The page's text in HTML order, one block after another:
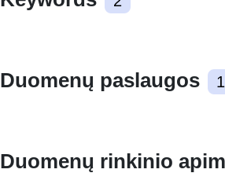
Duomenų paslaugos 1
Duomenų rinkinio